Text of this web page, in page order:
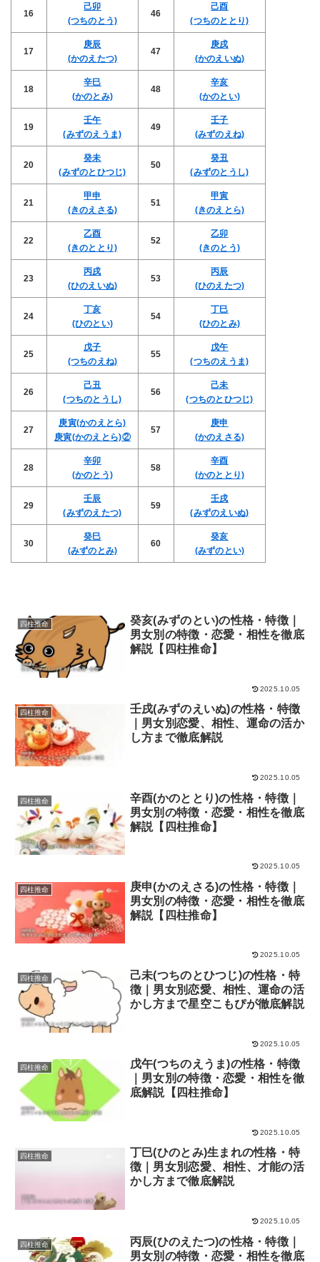
16
己卯
(つちのとう)
46
己酉
(つちのととり)
17
庚辰
(かのえたつ)
47
庚戌
(かのえいぬ)
18
辛巳
(かのとみ)
48
辛亥
(かのとい)
19
壬午
(みずのえうま)
49
壬子
(みずのえね)
20
癸未
(みずのとひつじ)
50
癸丑
(みずのとうし)
21
甲申
(きのえさる)
51
甲寅
(きのえとら)
22
乙酉
(きのととり)
52
乙卯
(きのとう)
23
丙戌
(ひのえいぬ)
53
丙辰
(ひのえたつ)
24
丁亥
(ひのとい)
54
丁巳
(ひのとみ)
25
戊子
(つちのえね)
55
戊午
(つちのえうま)
26
己丑
(つちのとうし)
56
己未
(つちのとひつじ)
27
庚寅(かのえとら)
庚寅(かのえとら)②
57
庚申
(かのえさる)
28
辛卯
(かのとう)
58
辛酉
(かのととり)
29
壬辰
(みずのえたつ)
59
壬戌
(みずのえいぬ)
30
癸巳
(みずのとみ)
60
癸亥
(みずのとい)
四柱推命
癸亥(みずのとい)の性格・特徴｜
男女別の特徴・恋愛・相性を徹底
解説【四柱推命】
2025.10.05
四柱推命
壬戌(みずのえいぬ)の性格・特徴
｜男女別恋愛、相性、運命の活か
し方まで徹底解説
2025.10.05
四柱推命
辛酉(かのととり)の性格・特徴｜
男女別の特徴・恋愛・相性を徹底
解説【四柱推命】
2025.10.05
四柱推命
庚申(かのえさる)の性格・特徴｜
男女別の特徴・恋愛・相性を徹底
解説【四柱推命】
2025.10.05
四柱推命
己未(つちのとひつじ)の性格・特
徴｜男女別恋愛、相性、運命の活
かし方まで星空こもぴが徹底解説
2025.10.05
四柱推命
戊午(つちのえうま)の性格・特徴
｜男女別の特徴・恋愛・相性を徹
底解説【四柱推命】
2025.10.05
四柱推命
丁巳(ひのとみ)生まれの性格・特
徴｜男女別恋愛、相性、才能の活
かし方まで徹底解説
2025.10.05
四柱推命
丙辰(ひのえたつ)の性格・特徴｜
男女別の特徴・恋愛・相性を徹底